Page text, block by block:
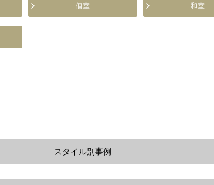
個室 和室
スタイル別事例